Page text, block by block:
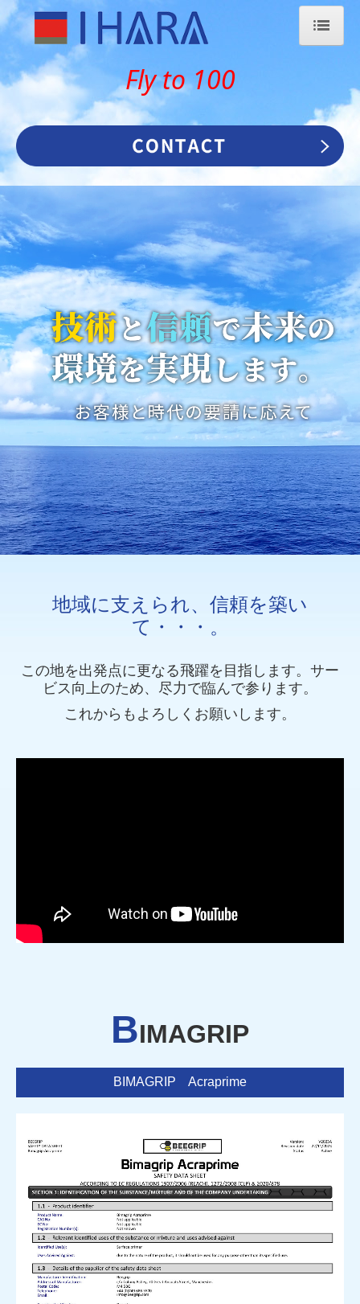
ホーム
会社案内
個人情報保護方針
バイマグリップシステム
BIMAGRIP SYSTEM
イハラの秘密
超高圧洗浄工事VOL.1
超高圧洗浄工事VOL.2
ウルトラストリップ工法
お問合せ
Fly to 100
地域に支えられ、信頼を築い
て・・・。
この地を出発点に更なる飛躍を目指します。サー
ビス向上のため、尽力で臨んで参ります。
これからもよろしくお願いします。
BIMAGRIP
BIMAGRIP Acraprime